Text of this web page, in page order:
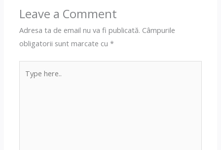
Leave a Comment
Adresa ta de email nu va fi publicată. Câmpurile
obligatorii sunt marcate cu*
here..